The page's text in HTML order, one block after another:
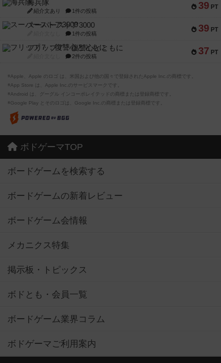
39 PT
海兵隊
紹介文あり 1件の投稿
39 PT
スーパーストア3000
1件の投稿
37 PT
フリップ７：復讐心とともに
2件の投稿
※Apple、Apple のロゴ は、米国および他の国々で登録されたApple Inc.の商標です。
※App Store は、Apple Inc.のサービスマークです。
※Android は、グーグル インコーポレイテッドの商標または登録商標です。
※Google Play とそのロゴは、Google Inc.の商標または登録商標です。
ボドゲーマTOP
ボードゲームを検索する
ボードゲームの新着レビュー
ボードゲーム会情報
メカニクス特集
掲示板・トピックス
ボドとも・会員一覧
ボードゲーム業界コラム
ボドゲーマご利用案内